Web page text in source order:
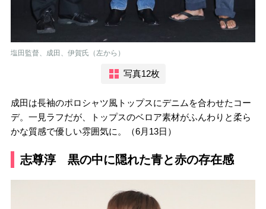
塩田監督、成田、伊賀氏（左から）
写真12枚
成田は長袖のポロシャツ風トップスにデニムを合わせたコー
デ。一見ラフだが、トップスのベロア素材がふんわりと柔ら
かな質感で優しい雰囲気に。（6月13日）
志尊淳 黒の中に隠れた青と赤の存在感